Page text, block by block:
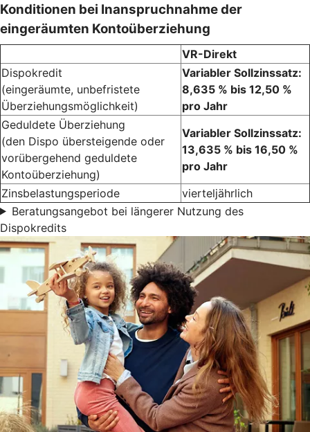
Konditionen bei Inanspruchnahme der
eingeräumten Kontoüberziehung
VR-Direkt
Dispokredit
(eingeräumte, unbefristete
Überziehungsmöglichkeit)
Variabler Sollzinssatz:
8,635 % bis 12,50 %
pro Jahr
Geduldete Überziehung
(den Dispo übersteigende oder
vorübergehend geduldete
Kontoüberziehung)
Variabler Sollzinssatz:
13,635 % bis 16,50 %
pro Jahr
Zinsbelastungsperiode
vierteljährlich
Beratungsangebot bei längerer Nutzung des
Dispokredits